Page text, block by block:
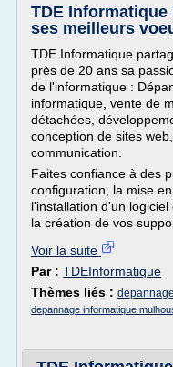
TDE
ses meilleurs
TDE Informatique
près de 20 ans sa
de l'informatique :
informatique, vente de
détachées,
conception de sites
communication.
Faites confiance à des
configuration, la mise
l'installation d'un
la création de vos
Voir la suite
Par : TDEInformatique
Thèmes liés :
depannage informatique